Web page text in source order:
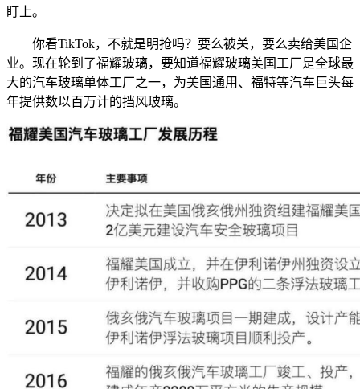
盯上。
你看TikTok，不就是明抢吗？要么被关，要么卖给美国企
业。现在轮到了福耀玻璃，要知道福耀玻璃美国工厂是全球最
大的汽车玻璃单体工厂之一，为美国通用、福特等汽车巨头每
年提供数以百万计的挡风玻璃。